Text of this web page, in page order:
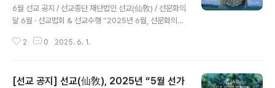
6월 선교 공지 / 선교종단 재단법인 선교(仙敎) / 선문화의
달 6월 · 선교법회 & 선교수행 “2025년 6월, 선문화의
선교 포덕교화 월별공지2025.6.1 ~ 6.30 선교 법회 및
교창교35년, 선교 창교주 취정원사님 “선(仙)문화의 달”
2 0 2025. 6. 1.
[선교 공지] 선교(仙敎), 2025년 “5월 선가